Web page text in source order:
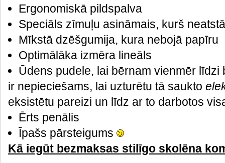
Ergonomiskā pildspalva
Speciāls zīmuļu asināmais, kurš
Mīkstā dzēšgumija, kura nebojā papīru
Optimālāka izmēra lineāls
Ūdens pudele, lai bērnam vienmēr līdzi
ir nepieciešams, lai uzturētu tā saukto
eksistētu pareizi un līdz ar to darbotos
Ērts penālis
Īpašs pārsteigums
Kā iegūt bezmaksas stilīgo skolēna